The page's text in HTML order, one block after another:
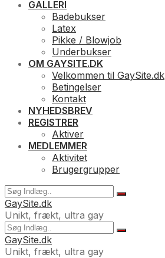
GALLERI
Badebukser
Latex
Pikke / Blowjob
Underbukser
OM GAYSITE.DK
Velkommen til GaySite.dk
Betingelser
Kontakt
NYHEDSBREV
REGISTRER
Aktiver
MEDLEMMER
Aktivitet
Brugergrupper
GaySite.dk
Unikt, frækt, ultra gay
GaySite.dk
Unikt, frækt, ultra gay